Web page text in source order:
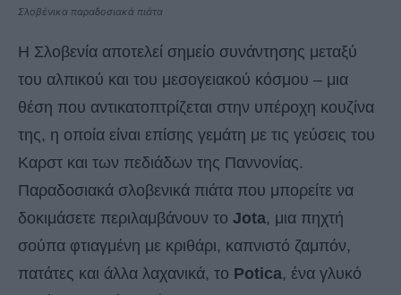
Σλοβένικα παραδοσιακά πιάτα
Η Σλοβενία ​​αποτελεί σημείο συνάντησης μεταξύ
του αλπικού και του μεσογειακού κόσμου – μια
θέση που αντικατοπτρίζεται στην υπέροχη κουζίνα
της, η οποία είναι επίσης γεμάτη με τις γεύσεις του
Καρστ και των πεδιάδων της Παννονίας.
Παραδοσιακά σλοβενικά πιάτα που μπορείτε να
δοκιμάσετε περιλαμβάνουν το Jota, μια πηχτή
σούπα φτιαγμένη με κριθάρι, καπνιστό ζαμπόν,
πατάτες και άλλα λαχανικά, το Potica, ένα γλυκό